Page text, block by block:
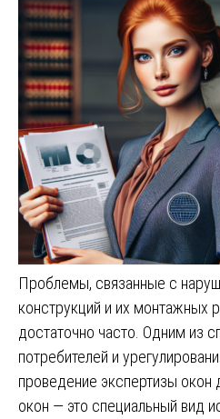
Проблемы, связанные с
конструкций и их монтажных
достаточно часто. Одним из
потребителей и
проведение экспертизы окон
окон — это специальный вид